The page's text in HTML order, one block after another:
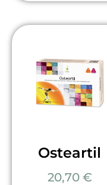
Osteartil
20,70 €